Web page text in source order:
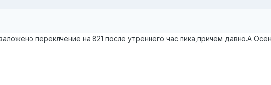
переклчение на 821 после утреннего час пика,причем давно.А